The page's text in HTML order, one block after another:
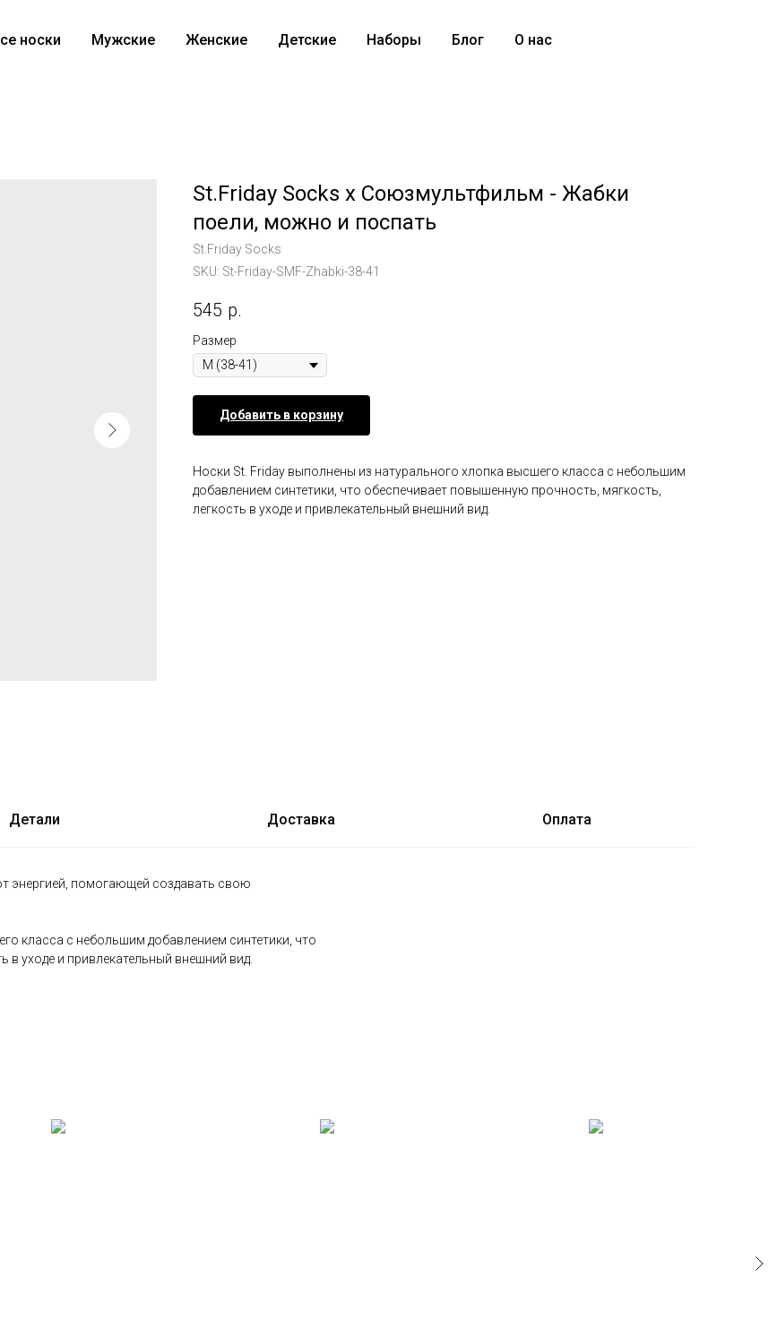
носки Мужские Женские Детские Наборы Блог О нас
St.Friday Socks x Союзмультфильм - Жабки
поели, можно и поспать
St.Friday Socks
SKU: St-Friday-SMF-Zhabki-38-41
545 р.
Размер
Добавить в корзину
Носки St. Friday выполнены из натурального хлопка высшего класса с небольшим
добавлением синтетики, что обеспечивает повышенную прочность, мягкость,
легкость в уходе и привлекательный внешний вид.
Детали Доставка Оплата
энергией, помогающей создавать свою
класса с небольшим добавлением синтетики, что
уходе и привлекательный внешний вид.